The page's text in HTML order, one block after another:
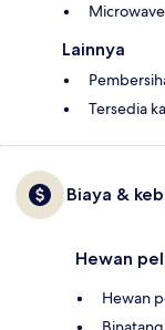
Microwave
Lainnya
Tersedia
Biaya &
Hewan
Hewan